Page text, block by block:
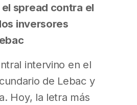
spread contra el
inversores
intervino en el
de Lebac y
Hoy, la letra más